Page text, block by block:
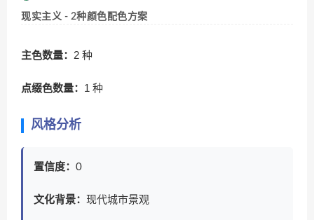
现实主义 - 2种颜色配色方案
主色数量： 2 种
点缀色数量： 1 种
风格分析
置信度： 0
文化背景： 现代城市景观